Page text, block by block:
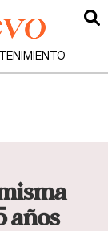
años